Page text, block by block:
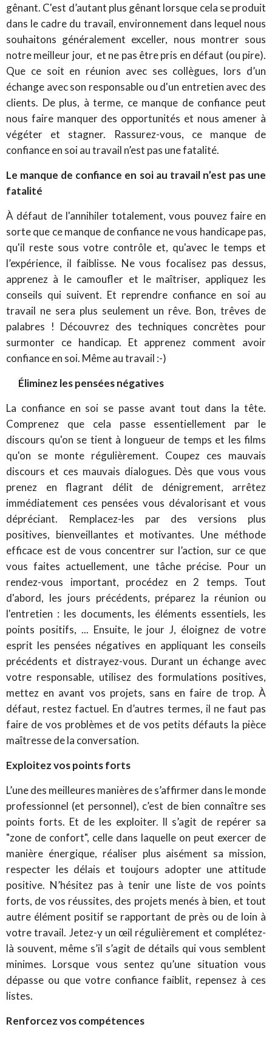
gênant. C'est d’autant plus gênant lorsque cela se produit
dans le cadre du travail, environnement dans lequel nous
souhaitons généralement exceller, nous montrer sous
notre meilleur jour, et ne pas être pris en défaut (ou pire).
Que ce soit en réunion avec ses collègues, lors d’un
échange avec son responsable ou d'un entretien avec des
clients. De plus, à terme, ce manque de confiance peut
nous faire manquer des opportunités et nous amener à
végéter et stagner. Rassurez-vous, ce manque de
confiance en soi au travail n’est pas une fatalité.
Le manque de confiance en soi au travail n’est pas une
fatalité
À défaut de l'annihiler totalement, vous pouvez faire en
sorte que ce manque de confiance ne vous handicape pas,
qu'il reste sous votre contrôle et, qu'avec le temps et
l’expérience, il faiblisse. Ne vous focalisez pas dessus,
apprenez à le camoufler et le maîtriser, appliquez les
conseils qui suivent. Et reprendre confiance en soi au
travail ne sera plus seulement un rêve. Bon, trêves de
palabres ! Découvrez des techniques concrètes pour
surmonter ce handicap. Et apprenez comment avoir
confiance en soi. Même au travail :-)
Éliminez les pensées négatives
La confiance en soi se passe avant tout dans la tête.
Comprenez que cela passe essentiellement par le
discours qu'on se tient à longueur de temps et les films
qu'on se monte régulièrement. Coupez ces mauvais
discours et ces mauvais dialogues. Dès que vous vous
prenez en flagrant délit de dénigrement, arrêtez
immédiatement ces pensées vous dévalorisant et vous
dépréciant. Remplacez-les par des versions plus
positives, bienveillantes et motivantes. Une méthode
efficace est de vous concentrer sur l’action, sur ce que
vous faites actuellement, une tâche précise. Pour un
rendez-vous important, procédez en 2 temps. Tout
d'abord, les jours précédents, préparez la réunion ou
l'entretien : les documents, les éléments essentiels, les
points positifs, ... Ensuite, le jour J, éloignez de votre
esprit les pensées négatives en appliquant les conseils
précédents et distrayez-vous. Durant un échange avec
votre responsable, utilisez des formulations positives,
mettez en avant vos projets, sans en faire de trop. À
défaut, restez factuel. En d’autres termes, il ne faut pas
faire de vos problèmes et de vos petits défauts la pièce
maîtresse de la conversation.
Exploitez vos points forts
L’une des meilleures manières de s’affirmer dans le monde
professionnel (et personnel), c’est de bien connaître ses
points forts. Et de les exploiter. Il s’agit de repérer sa
"zone de confort", celle dans laquelle on peut exercer de
manière énergique, réaliser plus aisément sa mission,
respecter les délais et toujours adopter une attitude
positive. N’hésitez pas à tenir une liste de vos points
forts, de vos réussites, des projets menés à bien, et tout
autre élément positif se rapportant de près ou de loin à
votre travail. Jetez-y un œil régulièrement et complétez-
là souvent, même s’il s’agit de détails qui vous semblent
minimes. Lorsque vous sentez qu’une situation vous
dépasse ou que votre confiance faiblit, repensez à ces
listes.
Renforcez vos compétences